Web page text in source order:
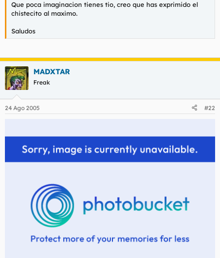
Que poca imaginacion tienes tio, creo que has exprimido el
chistecito al maximo.
Saludos
MADXTAR
Freak
24 Ago 2005 #22